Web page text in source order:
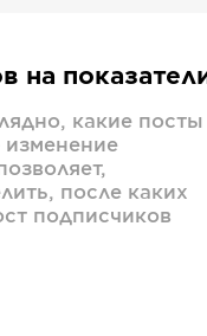
на
какие посты
изменение
после каких
подписчиков